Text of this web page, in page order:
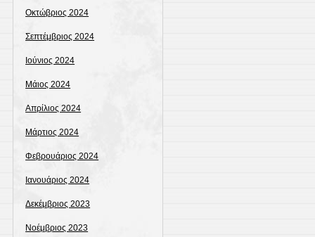
Οκτώβριος 2024
Σεπτέμβριος 2024
Ιούνιος 2024
Μάιος 2024
Απρίλιος 2024
Μάρτιος 2024
Φεβρουάριος 2024
Ιανουάριος 2024
Δεκέμβριος 2023
Νοέμβριος 2023